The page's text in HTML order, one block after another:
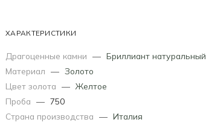
ХАРАКТЕРИСТИКИ
Драгоценные камни — Бриллиант натуральный
Материал — Золото
Цвет золота — Желтое
Проба — 750
Страна производства — Италия